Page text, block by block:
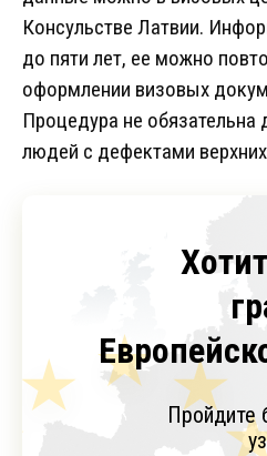
Консульстве Латвии.
до пяти лет, ее можно
оформлении визовых
Процедура не обязательна
людей с дефектами
Пройдите